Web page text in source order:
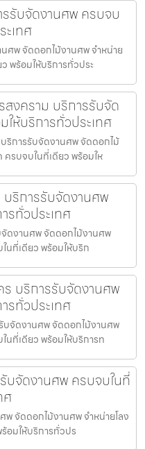
รับจัดงานศพ ครบจบ
เทศ
ศพ จัดดอกไม้งานศพ จำหน่าย
พร้อมให้บริการทั่วประ
สงคราม บริการรับจัด
ห้บริการทั่วประเทศ
ริการรับจัดงานศพ จัดดอกไม้
ครบจบในที่เดียว พร้อมให
ริการรับจัดงานศพ
รทั่วประเทศ
ดงานศพ จัดดอกไม้งานศพ
นที่เดียว พร้อมให้บริก
บริการรับจัดงานศพ
รทั่วประเทศ
บจัดงานศพ จัดดอกไม้งานศพ
นที่เดียว พร้อมให้บริการท
บจัดงานศพ ครบจบในที่
ศ
พ จัดดอกไม้งานศพ จำหน่ายโลง
อมให้บริการทั่วปร